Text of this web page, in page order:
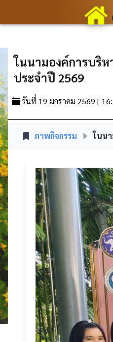
ในนามองค์การบริ
ประจำปี 2569
วันที่ 19 มกราคม 2569 [
ภาพกิจกรรม ในน